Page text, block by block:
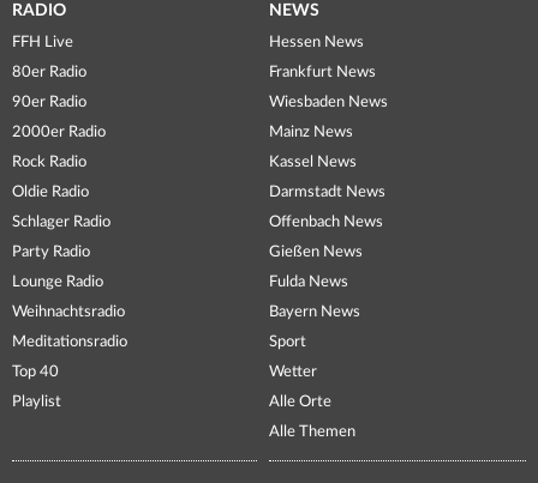
RADIO
FFH Live
80er Radio
90er Radio
2000er Radio
Rock Radio
Oldie Radio
Schlager Radio
Party Radio
Lounge Radio
Weihnachtsradio
Meditationsradio
Top 40
Playlist
NEWS
Hessen News
Frankfurt News
Wiesbaden News
Mainz News
Kassel News
Darmstadt News
Offenbach News
Gießen News
Fulda News
Bayern News
Sport
Wetter
Alle Orte
Alle Themen